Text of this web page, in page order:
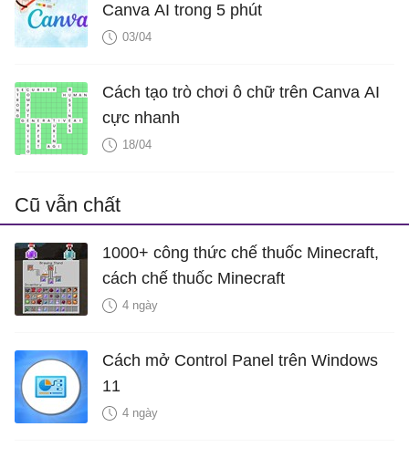
Canva AI trong 5 phút
03/04
Cách tạo trò chơi ô chữ trên Canva AI
cực nhanh
18/04
Cũ vẫn chất
1000+ công thức chế thuốc Minecraft,
cách chế thuốc Minecraft
4 ngày
Cách mở Control Panel trên Windows
11
4 ngày